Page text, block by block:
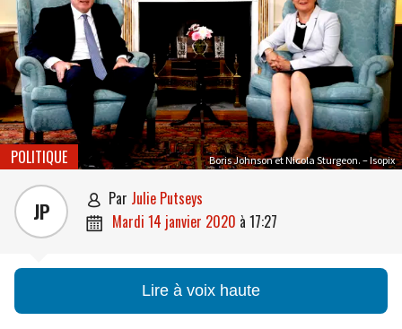
Boris Johnson et Nicola Sturgeon. – Isopix
POLITIQUE
JP  par Julie Putseys
 mardi 14 janvier 2020 à 17:27
Lire à voix haute